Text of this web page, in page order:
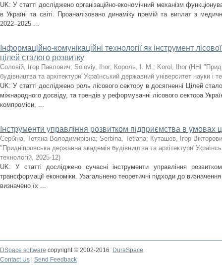
UK: У статті досліджено організаційно-економічний механізм
в Україні та світі. Проаналізовано динаміку премій та виплат з
2022–2025 ...
Інформаційно-комунікаційні технології як інструмент
цілей сталого розвитку
Соловій, Ігор Павлович; Soloviy, Ihor; Король, І. М.; Korol, Ihor (ННІ
будівництва та архітектури"Український державний університет науки і
UK: У статті досліджено роль лісового сектору в досягненні Цілей
міжнародного досвіду, та трендів у реформуванні лісового сектора
компроміси, ...
Інструменти управління розвитком підприємства в умовах
Сербіна, Тетяна Володимирівна; Serbina, Tetiana; Куташев, Ігор
"Придніпровська державна академія будівництва та
технологій, 2025-12)
UK: У статті досліджено сучасні інструменти управління
трансформації економіки. Узагальнено теоретичні підходи до визначення
визначено їх ...
DSpace software copyright © 2002-2016
DuraSpace
Contact Us
Send Feedback